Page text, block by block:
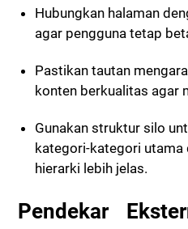
Hubungkan halaman
agar pengguna tetap
Pastikan tautan
konten berkualitas agar
Gunakan struktur silo
kategori-kategori
hierarki lebih jelas.
Pendekar